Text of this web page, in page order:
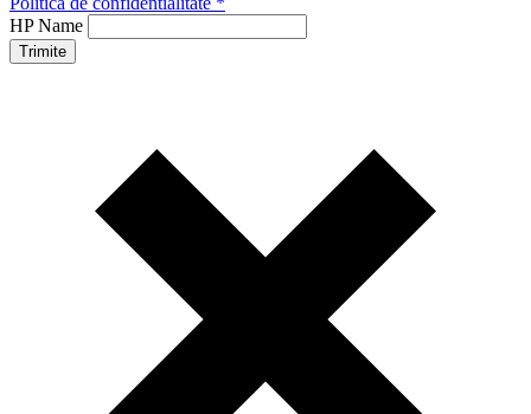
HP Name
Trimite